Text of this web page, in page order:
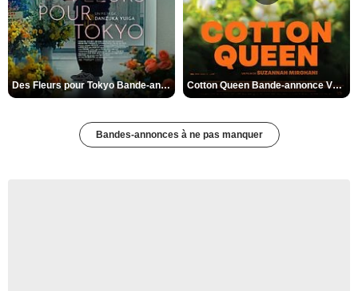
Des Fleurs pour Tokyo Bande-annonce VO STFR Cotton Queen Bande-annonce VO STFR
Bandes-annonces à ne pas manquer